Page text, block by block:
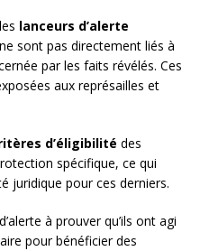
lanceurs d’alerte
sont pas directement liés à
par les faits révélés. Ces
aux représailles et
d’éligibilité des
spécifique, ce qui
juridique pour ces derniers.
à prouver qu’ils ont agi
pour bénéficier des